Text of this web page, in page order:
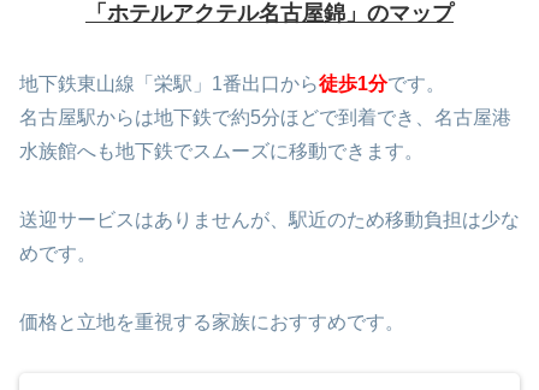
「ホテルアクテル名古屋錦」のマップ
地下鉄東山線「栄駅」1番出口から徒歩1分です。
名古屋駅からは地下鉄で約5分ほどで到着でき、名古屋港
水族館へも地下鉄でスムーズに移動できます。
送迎サービスはありませんが、駅近のため移動負担は少な
めです。
価格と立地を重視する家族におすすめです。